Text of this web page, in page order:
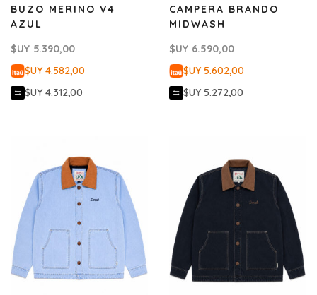
BUZO MERINO V4
AZUL
$UY 5.390,00
$UY 4.582,00
$UY 4.312,00
CAMPERA BRANDO
MIDWASH
$UY 6.590,00
$UY 5.602,00
$UY 5.272,00